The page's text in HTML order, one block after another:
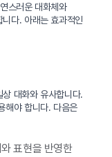
스러운 대화체와
다. 아래는 효과적인
대화와 유사합니다.
해야 합니다. 다음은
표현을 반영한